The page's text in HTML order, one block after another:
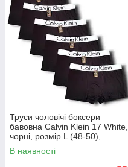
Труси чоловічі боксери
бавовна Calvin Klein 17 White,
чорні, розмір L (48-50),
013045
В наявності